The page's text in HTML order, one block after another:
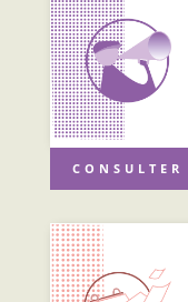
CONSULTER